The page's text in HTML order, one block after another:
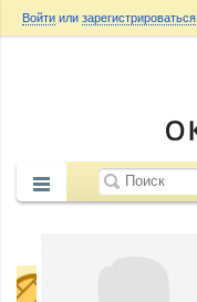
Войти или зарегистрироваться